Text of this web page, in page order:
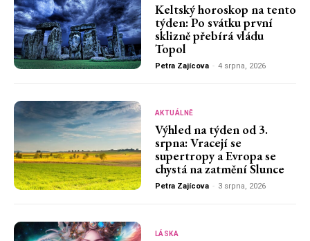
Keltský horoskop na tento
týden: Po svátku první
sklizně přebírá vládu
Topol
Petra Zajícova - 4 srpna, 2026
AKTUÁLNĚ
Výhled na týden od 3.
srpna: Vracejí se
supertropy a Evropa se
chystá na zatmění Slunce
Petra Zajícova - 3 srpna, 2026
LÁSKA